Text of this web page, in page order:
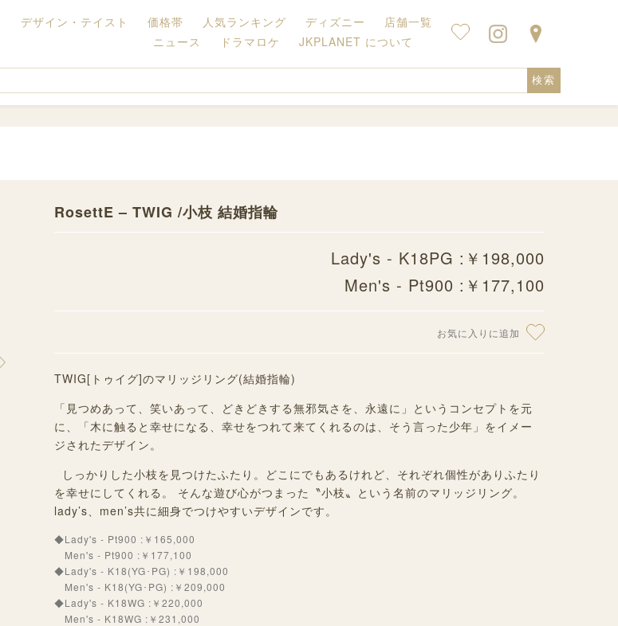
デザイン・テイスト 価格帯 人気ランキング ディズニー
店舗一覧
ニュース
ドラマロケ JKPLANET について
検索
RosettE – TWIG /小枝 結婚指輪
Lady's - K18PG :￥198,000
Men's - Pt900 :￥177,100
お気に入りに追加
TWIG[ トゥイグ]のマリッジリング(結婚指輪)
「見つめあって、笑いあって、どきどきする無邪気さを、永遠に」というコンセプトを元
に、「木に触ると幸せになる、幸せをつれて来てくれるのは、そう言った少年」をイメー
ジされたデザイン。
しっかりした小枝を見つけたふたり。どこにでもあるけれど、それぞれ個性がありふたり
を幸せにしてくれる。 そんな遊び心がつまった〝小枝〟という名前のマリッジリング。
lady’s、men’s共に細身でつけやすいデザインです。
◆Lady's - Pt900 :￥165,000
Men's - Pt900 :￥177,100
◆Lady's - K18(YG･PG) :￥198,000
Men's - K18(YG･PG) :￥209,000
◆Lady's - K18WG :￥220,000
Men's - K18WG :￥231,000